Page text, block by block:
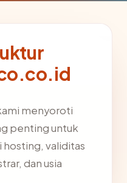
menyoroti
penting untuk
hosting, validitas
dan usia